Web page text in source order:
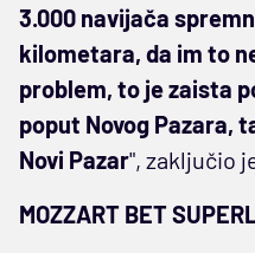
3.000 navijača
kilometara, da im to
problem, to je zaista
poput Novog Pazara,
Novi Pazar", zaključio
MOZZART BET